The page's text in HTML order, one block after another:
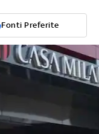
Fonti Preferite